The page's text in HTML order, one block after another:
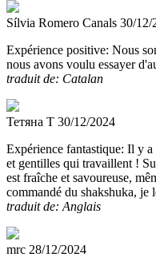
Sílvia Romero Canals 30/12/
Expérience positive: Nous
nous avons voulu essayer
traduit de: Catalan
Тетяна Т 30/12/2024
Expérience fantastique: Il y a
et gentilles qui travaillent !
est fraîche et savoureuse,
commandé du shakshuka, je
traduit de: Anglais
mrc 28/12/2024